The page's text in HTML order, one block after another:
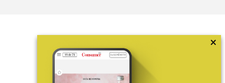
¿Quiénes somos?
Hemeroteca
×